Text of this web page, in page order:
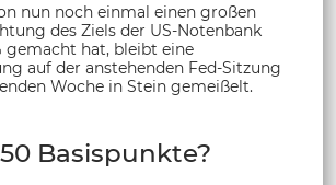
nun noch einmal einen großen
des Ziels der US-Notenbank
gemacht hat, bleibt eine
auf der anstehenden Fed-Sitzung
Woche in Stein gemeißelt.
Basispunkte?